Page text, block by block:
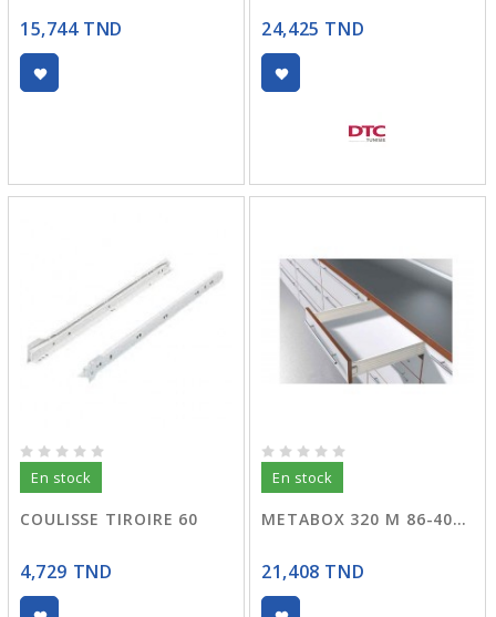
15,744 TND 24,425 TND
En stock
COULISSE TIROIRE 60
4,729 TND
En stock
METABOX 320 M 86-4000 C15
21,408 TND